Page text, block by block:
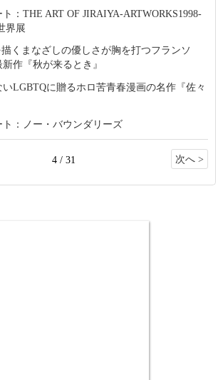
：THE ART OF JIRAIYA-ARTWORKS1998-
界展
くまなざしの優しさが胸を打つフランソ
作『秋が来るとき』
LGBTQに贈るホロ苦青春漫画の名作『佐々
：ノー・バウンダリーズ
4 / 31 次へ >